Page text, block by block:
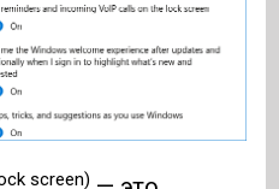
screen)